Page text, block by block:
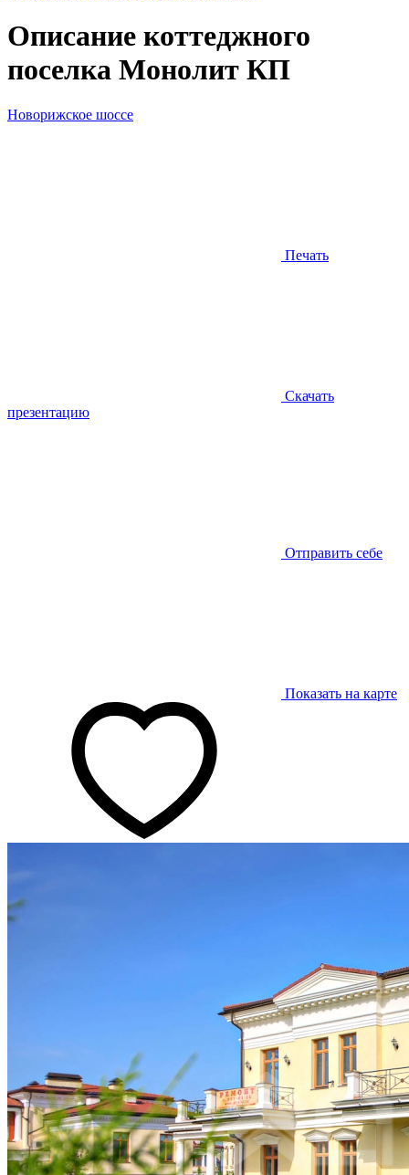
Описание коттеджного
поселка Монолит КП
Новорижское шоссе
Печать
Скачать
презентацию
Отправить себе
Показать на карте